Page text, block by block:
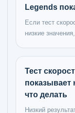
Legends
Если тест
низкие
Тест
показывает
что делать
Низкий